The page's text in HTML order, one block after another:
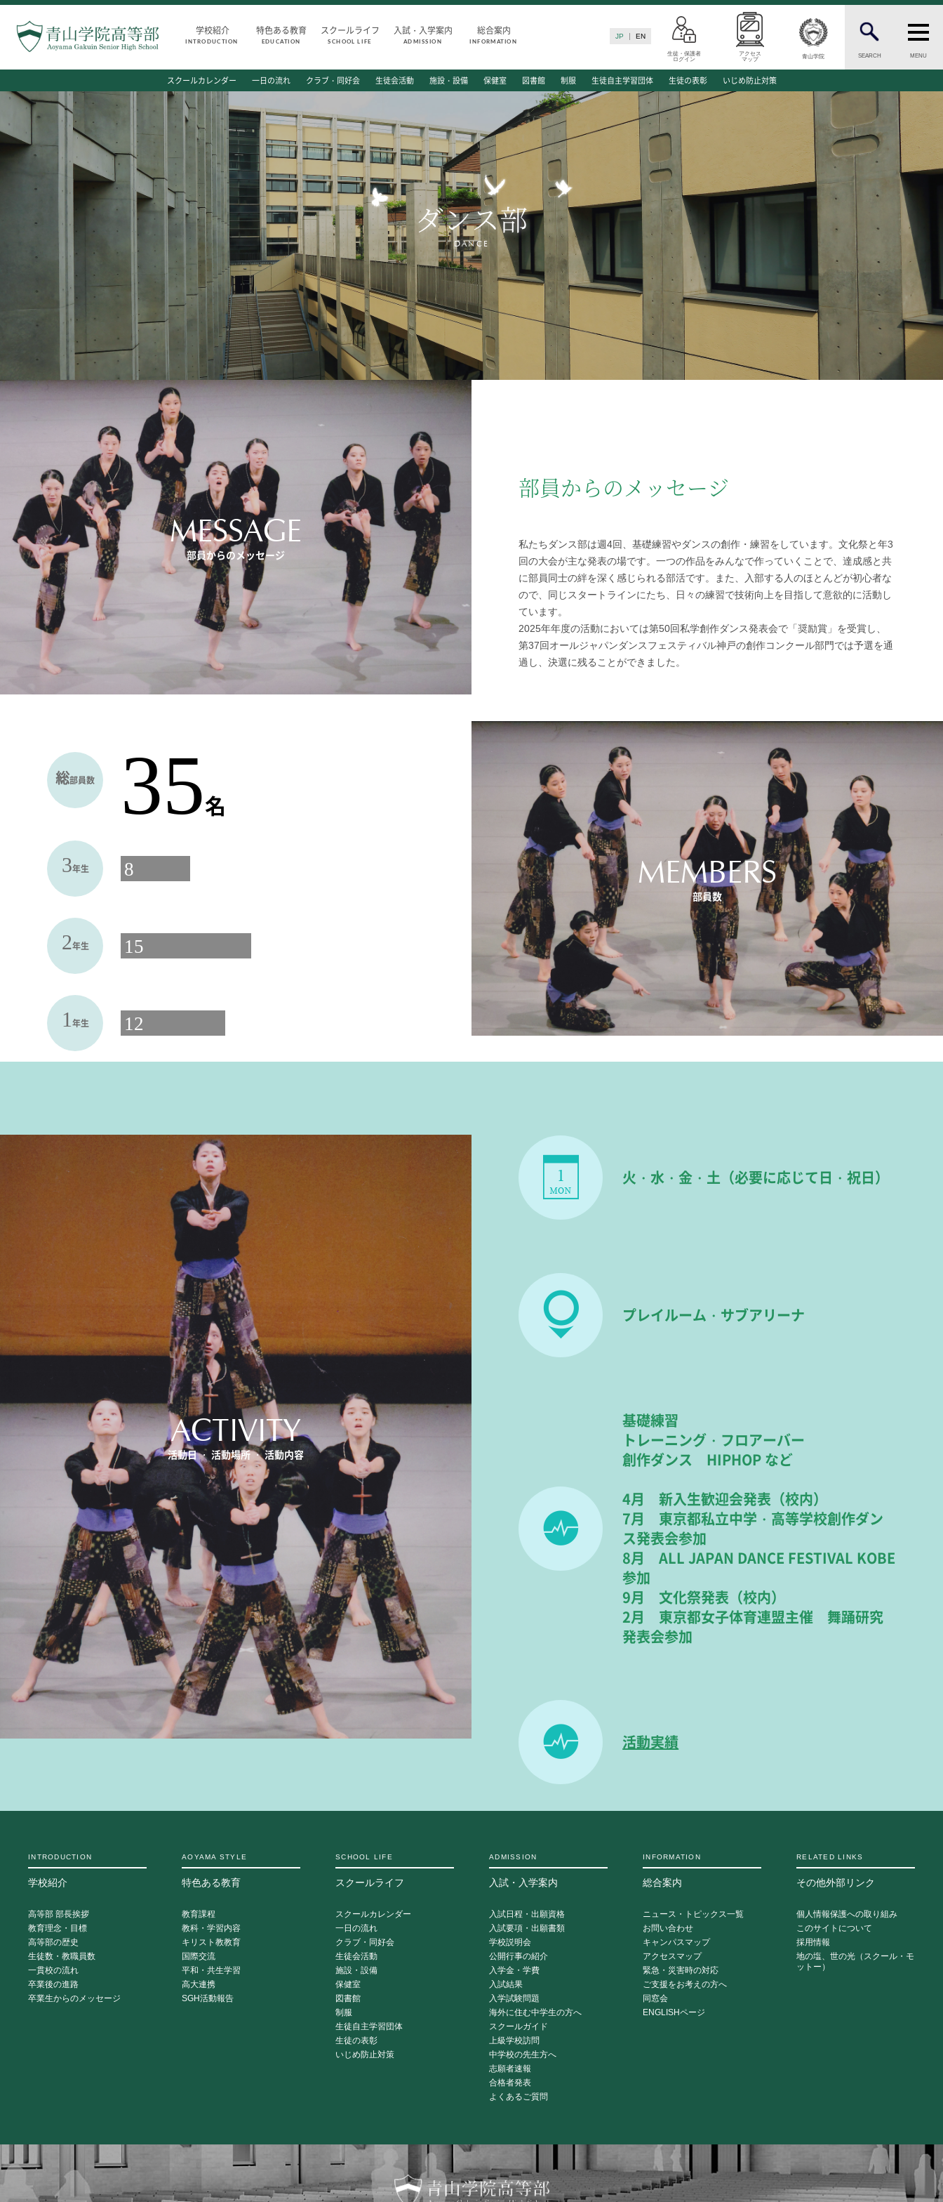
学校紹介
INTRODUCTION
特色ある教育
EDUCATION
スクールライフ
SCHOOL LIFE
入試・入学案内
ADMISSION
総合案内
INFORMATION
JP EN
生徒・保護者
ログイン
アクセス
マップ
青山学院 SEARCH MENU
学校紹介
高等部 部長挨拶
教育理念・目標
生徒数・教職員数
卒業後の進路
AOYAMA STYLE
特色ある教育
教育課程
教科・学習内容
キリスト教教育
国際交流
平和・共生学習
高大連携
SGH活動報告
SCHOOL LIFE
スクールカレンダー
一日の流れ
クラブ・同好会
生徒会活動
施設・設備
保健室
図書館
制服
生徒自主学習団体
いじめ防止対策
ADMISSION
入試・入学案内
入試日程・出願資格
入試要項・出願書類
入学金・学費
入学試験問題
海外に住む中学生の方へ
スクールガイド
上級学校訪問
合格者発表
INFORMATION
ニュース・トピックス一覧
お問い合わせ
キャンパスマップ
アクセスマップ
緊急・災害時の対応
個人情報保護への取り組み
このサイトについて
採用情報
地の塩、世の光（スクール・モットー）
スクールカレンダー 一日の流れ クラブ・同好会 生徒会活動 施設・設備 保健室 図書館 制服 生徒自主学習団体 生徒の表彰 いじめ防止対策
ダンス部
DANCE
MESSAGE
部員からのメッセージ
部員からのメッセージ
私たちダンス部は週4回、基礎練習やダンスの創作・練習をしています。文化祭と年3
回の大会が主な発表の場です。一つの作品をみんなで作っていくことで、達成感と共
に部員同士の絆を深く感じられる部活です。また、入部する人のほとんどが初心者な
ので、同じスタートラインにたち、日々の練習で技術向上を目指して意欲的に活動し
ています。
2025年年度の活動においては第50回私学創作ダンス発表会で「奨励賞」を受賞し、
第37回オールジャパンダンスフェスティバル神戸の創作コンクール部門では予選を通
過し、決選に残ることができました。
総部員数 35名
3年生 8
2年生 15
1 年生 12
MEMBERS
部員数
ACTIVITY
活動日 ・ 活動場所 ・ 活動内容
火・水・金・土（必要に応じて日・祝日）
プレイルーム・サブアリーナ
基礎練習
トレーニング・フロアーバー
創作ダンス HIPHOP など
4月 新入生歓迎会発表（校内）
7月 東京都私立中学・高等学校創作ダン
ス発表会参加
8月 ALL JAPAN DANCE FESTIVAL KOBE
参加
9月 文化祭発表（校内）
2月 東京都女子体育連盟主催 舞踊研究
発表会参加
活動実績
INTRODUCTION
学校紹介
高等部 部長挨拶
教育理念・目標
高等部の歴史
生徒数・教職員数
一貫校の流れ
卒業後の進路
卒業生からのメッセージ
AOYAMA STYLE
特色ある教育
教育課程
教科・学習内容
キリスト教教育
国際交流
平和・共生学習
高大連携
SGH活動報告
SCHOOL LIFE
スクールライフ
スクールカレンダー
一日の流れ
クラブ・同好会
生徒会活動
施設・設備
保健室
図書館
制服
生徒自主学習団体
生徒の表彰
いじめ防止対策
ADMISSION
入試・入学案内
入試日程・出願資格
入試要項・出願書類
学校説明会
公開行事の紹介
入学金・学費
入試結果
入学試験問題
海外に住む中学生の方へ
スクールガイド
上級学校訪問
中学校の先生方へ
志願者速報
合格者発表
よくあるご質問
INFORMATION
総合案内
ニュース・トピックス一覧
お問い合わせ
キャンパスマップ
アクセスマップ
緊急・災害時の対応
ご支援をお考えの方へ
同窓会
ENGLISHページ
RELATED LINKS
その他外部リンク
個人情報保護への取り組み
このサイトについて
採用情報
地の塩、世の光（スクール・モ
ットー）